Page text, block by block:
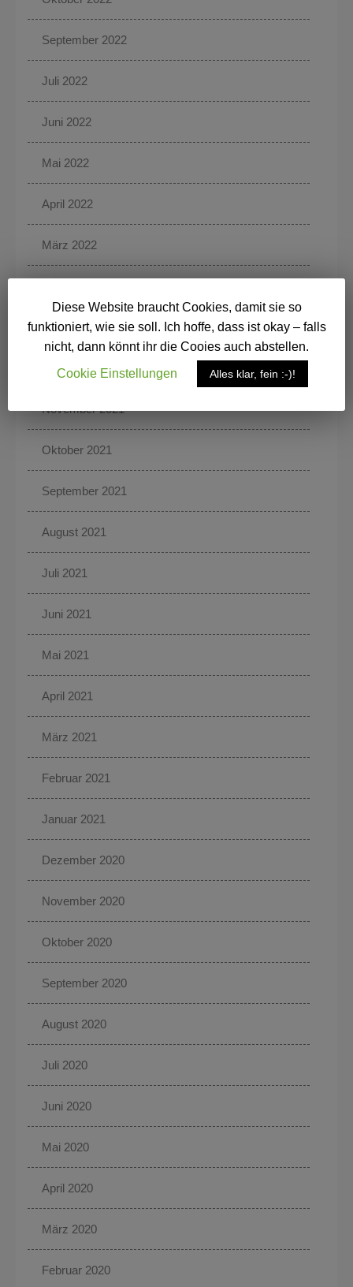
September 2022
Juli 2022
Juni 2022
Mai 2022
April 2022
März 2022
Januar 2022
Dezember 2021
November 2021
Oktober 2021
September 2021
August 2021
Juli 2021
Juni 2021
Mai 2021
April 2021
März 2021
Februar 2021
Januar 2021
Dezember 2020
November 2020
Oktober 2020
September 2020
August 2020
Juli 2020
Juni 2020
Mai 2020
April 2020
März 2020
Februar 2020
Diese Website braucht Cookies, damit sie so
funktioniert, wie sie soll. Ich hoffe, dass ist okay – falls
nicht, dann könnt ihr die Cooies auch abstellen.
Cookie Einstellungen
Alles klar, fein :-)!